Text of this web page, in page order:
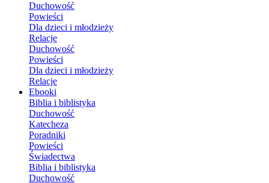
Duchowość
Powieści
Dla dzieci i młodzieży
Relacje
Duchowość
Powieści
Dla dzieci i młodzieży
Relacje
Ebooki
Biblia i biblistyka
Duchowość
Katecheza
Poradniki
Powieści
Świadectwa
Biblia i biblistyka
Duchowość